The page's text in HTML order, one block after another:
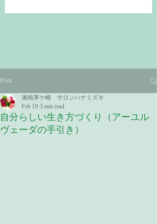
Post
自分らしい生き方づくり（アーユル
ヴェーダの手引き）
湘南茅ケ崎 サロンハナミズキ
Feb 19 3 min read